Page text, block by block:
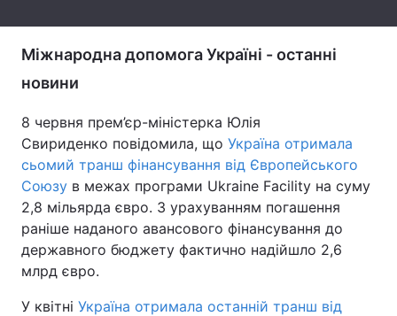
Тема оформлення
Міжнародна допомога Україні - останні
новини
8 червня прем’єр-міністерка Юлія
Свириденко повідомила, що Україна отримала
сьомий транш фінансування від Європейського
Союзу в межах програми Ukraine Facility на суму
2,8 мільярда євро. З урахуванням погашення
раніше наданого авансового фінансування до
державного бюджету фактично надійшло 2,6
млрд євро.
У квітні Україна отримала останній транш від